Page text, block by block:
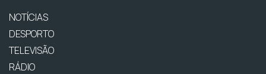
NOTÍCIAS
DESPORTO
TELEVISÃO
RÁDIO